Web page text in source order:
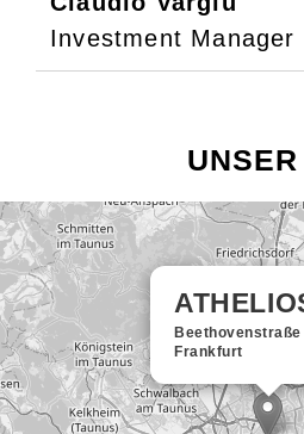
Investment Manager
Beethovenstraße
Frankfurt